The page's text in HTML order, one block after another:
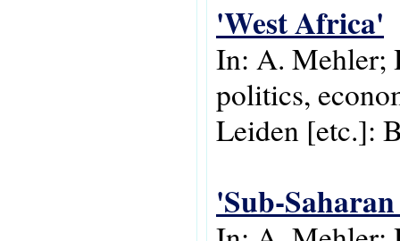
'West Africa'
In: A. Mehler;
politics,
Leiden [etc.]:
'Sub-